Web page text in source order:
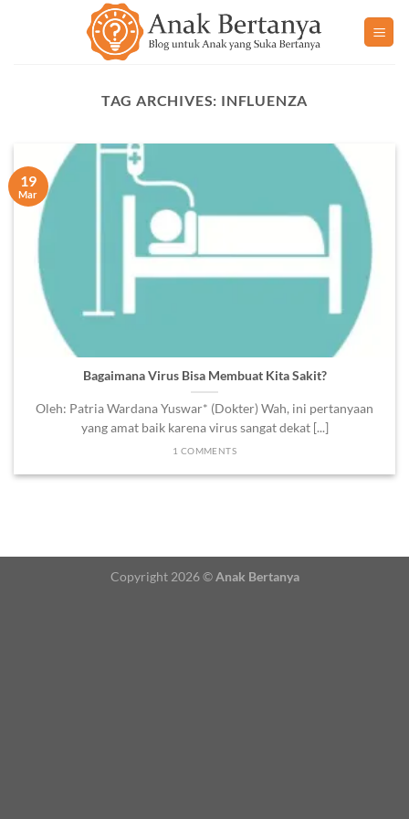
TAG ARCHIVES: INFLUENZA
Bagaimana Virus Bisa Membuat Kita Sakit?
Oleh: Patria Wardana Yuswar* (Dokter) Wah, ini pertanyaan
yang amat baik karena virus sangat dekat [...]
1 COMMENTS
19
Mar
Copyright 2026 ©Anak Bertanya